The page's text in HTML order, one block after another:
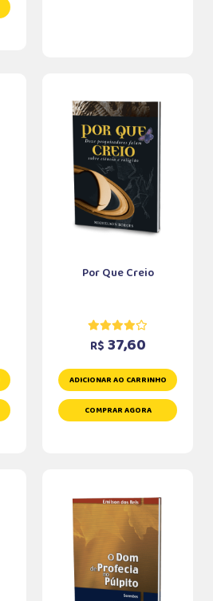
Por Que Creio
R$ 37,60
ADICIONAR AO CARRINHO
COMPRAR AGORA